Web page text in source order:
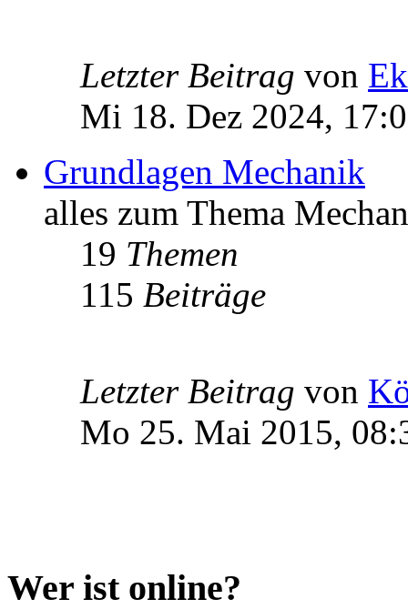
Letzter Beitrag von
Mi 18. Dez 2024,
Grundlagen Mechanik
alles zum Thema
19 Themen
115 Beiträge
Letzter Beitrag von
Mo 25. Mai 2015,
Wer ist online?